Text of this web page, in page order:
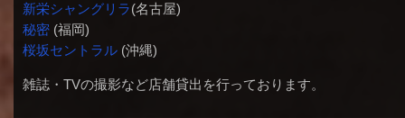
新栄シャングリラ(名古屋)
秘密(福岡)
桜坂セントラル(沖縄)
雑誌・TVの撮影など店舗貸出を行っております。